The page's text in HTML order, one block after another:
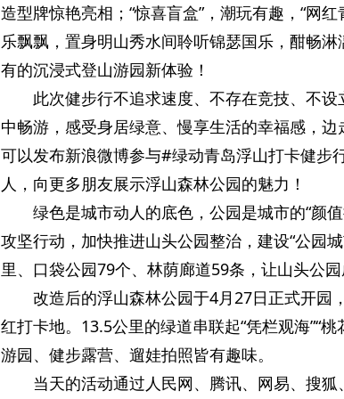
造型牌惊艳亮相；“惊喜盲盒”，潮玩有趣，“网
乐飘飘，置身明山秀水间聆听锦瑟国乐，酣畅
有的沉浸式登山游园新体验！
此次健步行不追求速度、不存在竞技、不
中畅游，感受身居绿意、慢享生活的幸福感，
可以发布新浪微博参与#绿动青岛浮山打卡健步
人，向更多朋友展示浮山森林公园的魅力！
绿色是城市动人的底色，公园是城市的“颜
攻坚行动，加快推进山头公园整治，建设“公园
里、口袋公园79个、林荫廊道59条，让山头公园
改造后的浮山森林公园于4月27日正式开园
红打卡地。13.5公里的绿道串联起“凭栏观海”“
游园、健步露营、遛娃拍照皆有趣味。
当天的活动通过人民网、腾讯、网易、搜